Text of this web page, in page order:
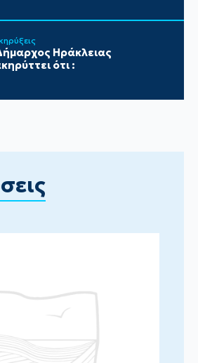
Ηράκλειας
ότι :